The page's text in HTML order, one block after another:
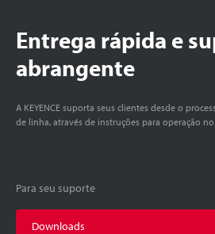
Entrega rápida e
abrangente
A KEYENCE suporta seus clientes desde o
de linha, através de instruções para operação
Para seu suporte
Downloads